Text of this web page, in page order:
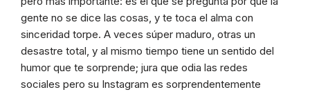
gente no se dice las cosas, y te toca el alma con
sinceridad torpe. A veces súper maduro, otras un
desastre total, y al mismo tiempo tiene un sentido del
humor que te sorprende; jura que odia las redes
sociales pero su Instagram es sorprendentemente